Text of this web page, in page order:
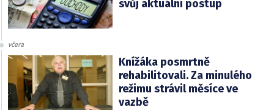
svůj aktuální postup
včera
Knížáka posmrtně
rehabilitovali. Za minulého
režimu strávil měsíce ve
vazbě